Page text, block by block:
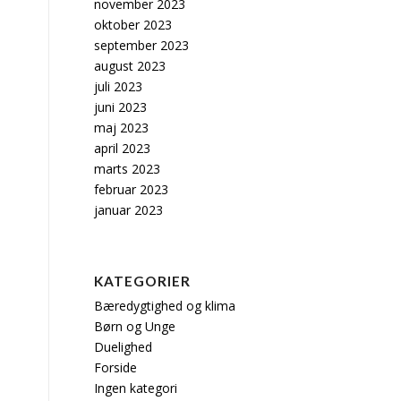
november 2023
oktober 2023
september 2023
august 2023
juli 2023
juni 2023
maj 2023
april 2023
marts 2023
februar 2023
januar 2023
KATEGORIER
Bæredygtighed og klima
Børn og Unge
Duelighed
Forside
Ingen kategori